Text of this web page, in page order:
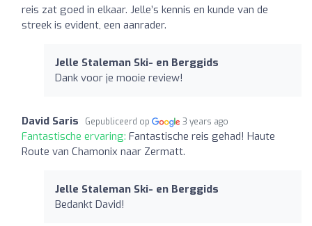
reis zat goed in elkaar. Jelle’s kennis en kunde van de
streek is evident, een aanrader.
Jelle Staleman Ski- en Berggids
Dank voor je mooie review!
David Saris Gepubliceerd op 3 years ago
Fantastische ervaring: Fantastische reis gehad! Haute
Route van Chamonix naar Zermatt.
Jelle Staleman Ski- en Berggids
Bedankt David!